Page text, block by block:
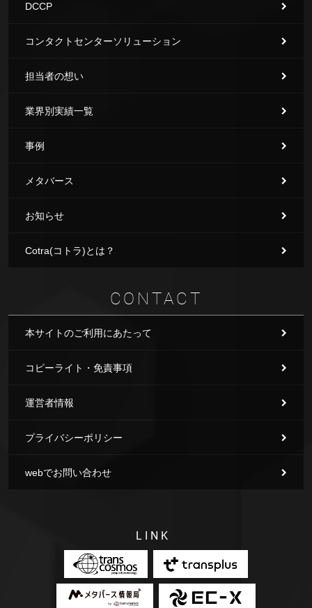
DCCP
コンタクトセンターソリューション
担当者の想い
業界別実績一覧
事例
メタバース
お知らせ
Cotra(コトラ)とは？
CONTACT
本サイトのご利用にあたって
コピーライト・免責事項
運営者情報
プライバシーポリシー
webでお問い合わせ
LINK